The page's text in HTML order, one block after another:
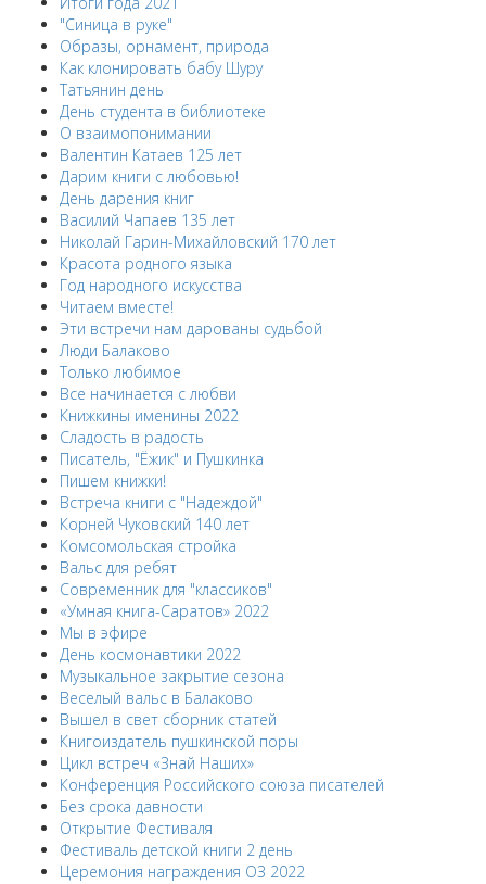
"Синица в руке"
Образы, орнамент, природа
Как клонировать бабу Шуру
Татьянин день
День студента в библиотеке
О взаимопонимании
Валентин Катаев 125 лет
Дарим книги с любовью!
День дарения книг
Василий Чапаев 135 лет
Николай Гарин-Михайловский 170 лет
Красота родного языка
Год народного искусства
Читаем вместе!
Эти встречи нам дарованы судьбой
Люди Балаково
Только любимое
Все начинается с любви
Книжкины именины 2022
Сладость в радость
Писатель, "Ёжик" и Пушкинка
Пишем книжки!
Встреча книги с "Надеждой"
Корней Чуковский 140 лет
Комсомольская стройка
Вальс для ребят
Современник для "классиков"
«Умная книга-Саратов» 2022
Мы в эфире
День космонавтики 2022
Музыкальное закрытие сезона
Веселый вальс в Балаково
Вышел в свет сборник статей
Книгоиздатель пушкинской поры
Цикл встреч «Знай Наших»
Конференция Российского союза писателей
Без срока давности
Открытие Фестиваля
Фестиваль детской книги 2 день
Церемония награждения ОЗ 2022